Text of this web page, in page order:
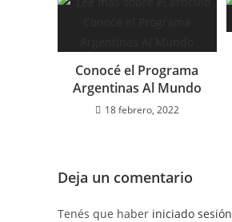
Conocé el Programa
Argentinas Al Mundo
18 febrero, 2022
Deja un comentario
Tenés que haber iniciado sesión